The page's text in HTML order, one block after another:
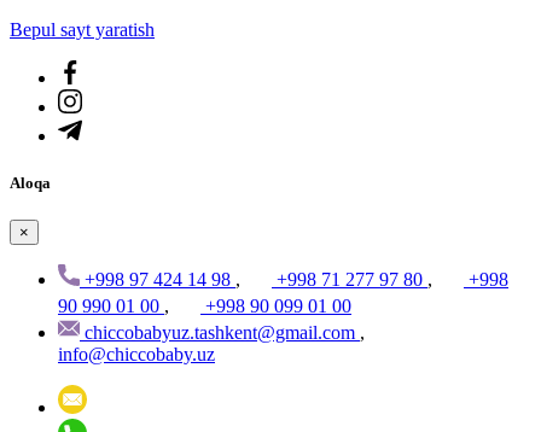
Bepul sayt yaratish
Aloqa
×
+998 97 424 14 98 , +998 71 277 97 80 ,
+998
90 990 01 00 ,
+998 90 099 01 00
chiccobabyuz.tashkent@gmail.com ,
info@chiccobaby.uz